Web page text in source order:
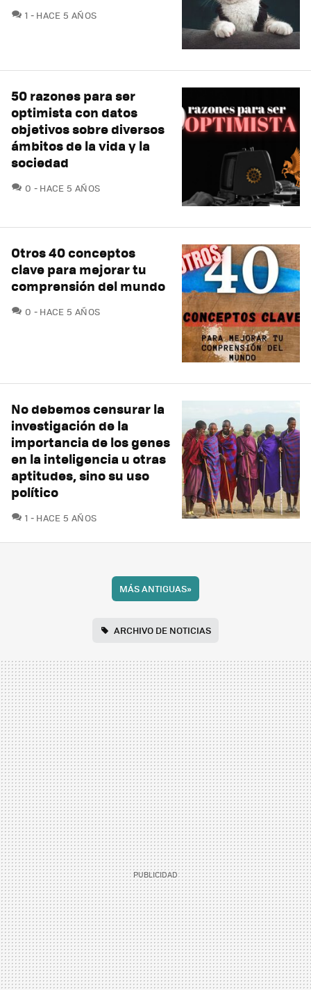
1 COMENTARIOS
HACE 5 AÑOS
50 razones para ser
optimista con datos
objetivos sobre diversos
ámbitos de la vida y la
sociedad
0 COMENTARIOS
HACE 5 AÑOS
Otros 40 conceptos
clave para mejorar tu
comprensión del mundo
0 COMENTARIOS
HACE 5 AÑOS
No debemos censurar la
investigación de la
importancia de los genes
en la inteligencia u otras
aptitudes, sino su uso
político
1 COMENTARIOS
HACE 5 AÑOS
MÁS ANTIGUAS»
ARCHIVO DE NOTICIAS